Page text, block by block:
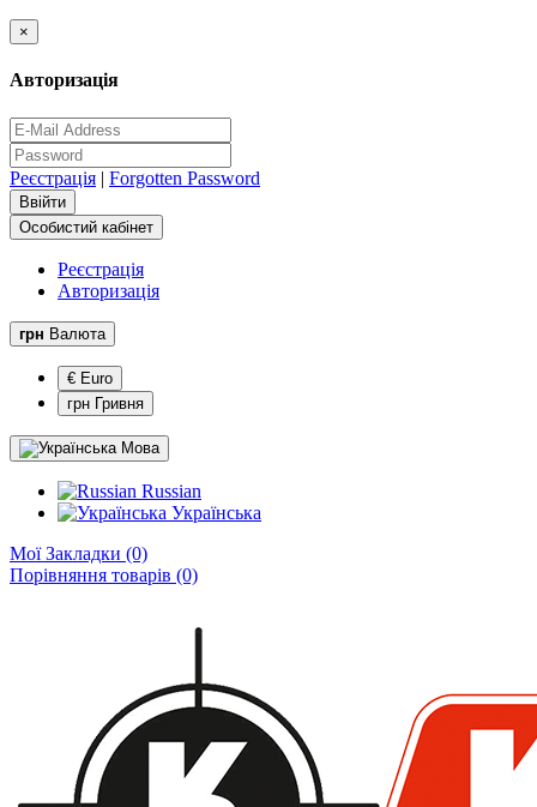
×
Авторизація
Реєстрація | Forgotten Password
Особистий кабінет
Реєстрація
Авторизація
грн Валюта
€ Euro
грн Гривня
Мова
Russian
Українська
Мої Закладки (0)
Порівняння товарів (0)